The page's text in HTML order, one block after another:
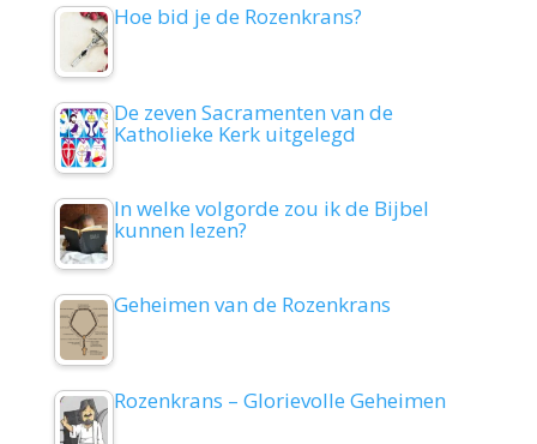
Hoe bid je de Rozenkrans?
De zeven Sacramenten van de
Katholieke Kerk uitgelegd
In welke volgorde zou ik de Bijbel
kunnen lezen?
Geheimen van de Rozenkrans
Rozenkrans – Glorievolle Geheimen